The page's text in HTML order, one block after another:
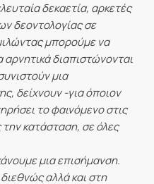
δεκαετία, αρκετές
δεοντολογίας σε
μπορούμε να
αρνητικά διαπιστώνονται
μια
δείχνουν -για όποιον
το φαινόμενο στις
κατάσταση, σε όλες
μια επισήμανση.
αλλά και στη